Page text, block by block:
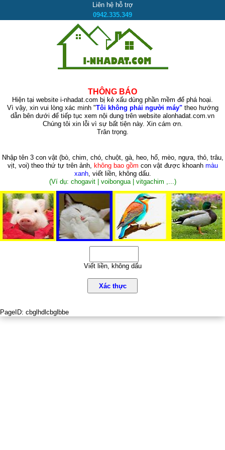
Liên hệ hỗ trợ
0942.335.349
THÔNG BÁO
Hiện tại website i-nhadat.com bị kẻ xấu dùng phần mềm để phá hoại.
Vì vậy, xin vui lòng xác minh "Tôi không phải người máy"theo hướng
dẫn bên dưới để tiếp tục xem nội dung trên website alonhadat.com.vn
Chúng tôi xin lỗi vì sự bất tiện này. Xin cám ơn.
Trân trọng.
Nhập tên 3 con vật (bò, chim, chó, chuột, gà, heo, hổ, mèo, ngựa, thỏ, trâu,
vịt, voi)theo thứ tự trên ảnh, không bao gồm con vật được khoanh màu
xanh, viết liền, không dấu.
(Ví dụ: chogavit | voibongua | vitgachim ,...)
Viết liền, không dấu
Xác thực
PageID: cbglhdlcbglbbe